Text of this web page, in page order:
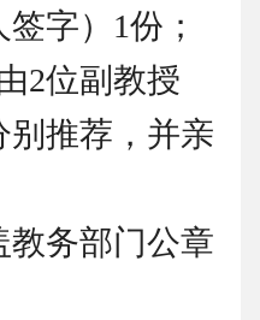
字）1份；
2位副教授
别推荐，并亲
教务部门公章